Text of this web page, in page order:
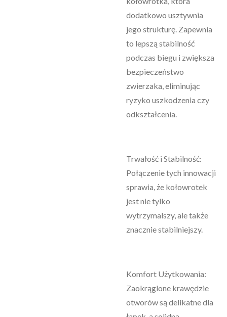
dodatkowo usztywnia
jego strukturę. Zapewnia
to lepszą stabilność
podczas biegu i zwiększa
bezpieczeństwo
zwierzaka, eliminując
ryzyko uszkodzenia czy
odkształcenia.
Trwałość i Stabilność:
Połączenie tych innowacji
sprawia, że kołowrotek
jest nie tylko
wytrzymalszy, ale także
znacznie stabilniejszy.
Komfort Użytkowania:
Zaokrąglone krawędzie
otworów są delikatne dla